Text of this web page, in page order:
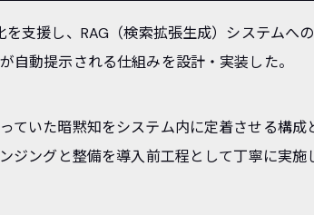
支援し、RAG（検索拡張生成）システムへ
動提示される仕組みを設計・実装した。
いた暗黙知をシステム内に定着させる構成
ジングと整備を導入前工程として丁寧に実施